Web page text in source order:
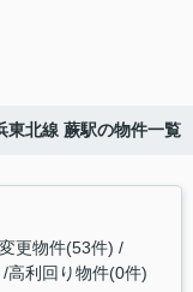
東北線 蕨駅の物件一覧
更物件(53件)
高利回り物件(0件)